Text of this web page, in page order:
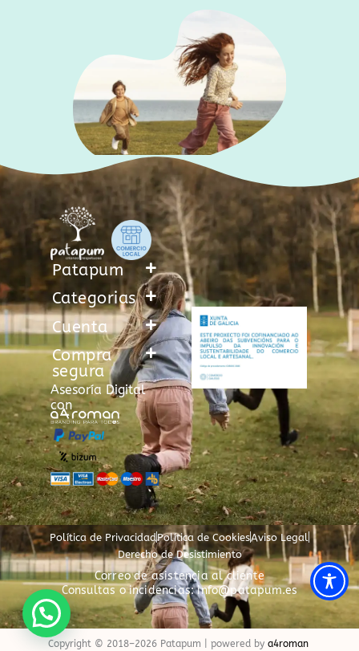
Patapum
Categorias
Cuenta
Compra
segura
Asesoría Digital
con
Política de PrivacidadPolítica de CookiesAviso Legal
Derecho de Desistimiento
Correo de asistencia al cliente
Consultas o incidencias: info@patapum.es
Copyright © 2018–2026 Patapum | powered by a4roman